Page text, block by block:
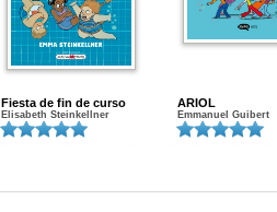
Fiesta de fin de curso
Elisabeth Steinkellner
ARIOL
Emmanuel Guibert